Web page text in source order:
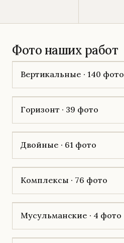
Фото наших работ
Вертикальные · 140 фото
Горизонт · 39 фото
Двойные · 61 фото
Комплексы · 76 фото
Мусульманские · 4 фото